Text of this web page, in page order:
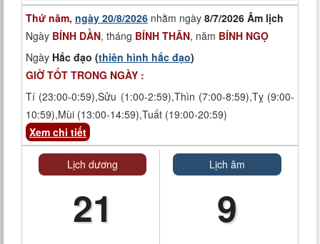
Thứ năm, ngày 20/8/2026 nhằm ngày 8/7/2026 Âm lịch
Ngày BÍNH DẦN, tháng BÍNH THÂN, năm BÍNH NGỌ
Ngày Hắc đạo (thiên hình hắc đạo)
GIỜ TỐT TRONG NGÀY :
Tí (23:00-0:59),Sửu (1:00-2:59),Thìn (7:00-8:59),Tỵ (9:00-
10:59),Mùi (13:00-14:59),Tuất (19:00-20:59)
Xem chi tiết
Lịch dương
21
Lịch âm
9